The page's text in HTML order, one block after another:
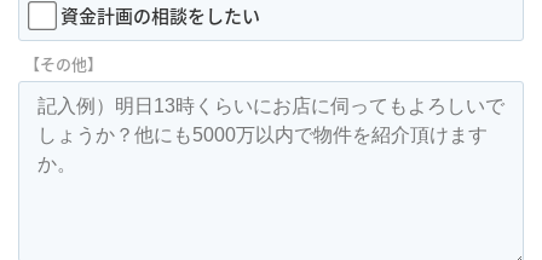
資金計画の相談をしたい
【その他】